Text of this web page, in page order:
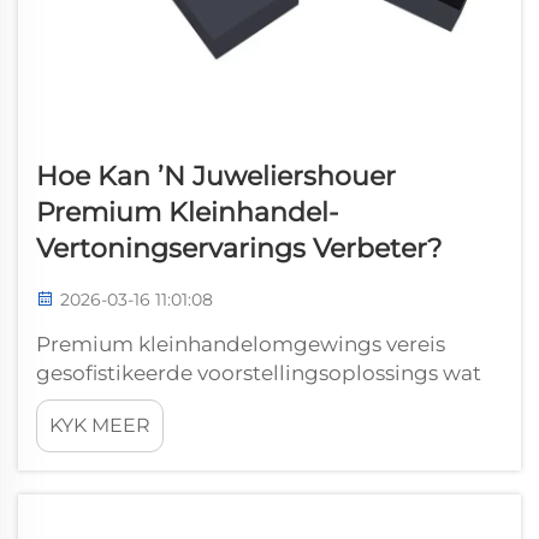
Hoe Kan ’n Juweliershouer
Premium Kleinhandel-
Vertoningservarings Verbeter?
2026-03-16 11:01:08
Premium kleinhandelomgewings vereis
gesofistikeerde voorstellingsoplossings wat
beide produktsigbaarheid en klantpersepsie
verhoog. Moderne juwelierskleinhandelaars
besef dat uitstekende verpakking verby
KYK MEER